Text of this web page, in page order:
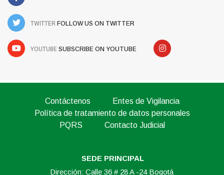
TWITTER FOLLOW US ON TWITTER
YOUTUBE SUBSCRIBE ON YOUTUBE
Contáctenos
Entes de Vigilancia
Política de tratamiento de datos personales
PQRS
Contacto Judicial
SEDE PRINCIPAL
Dirección: Calle 36 # 28 A -24 Bogotá